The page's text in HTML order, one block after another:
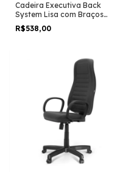
Cadeira Executiva Back
System Lisa com Braços
reguláveis Cor Preta
R$538,00